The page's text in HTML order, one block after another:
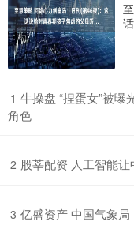
1 牛操盘 “捏蛋女”被
角色
2 股莘配资 人工智能让
3 亿盛资产 中国气象